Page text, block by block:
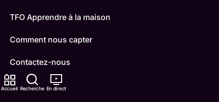
Accueil Recherche En direct
TFO Apprendre à la maison
Comment nous capter
Contactez-nous
ONFR